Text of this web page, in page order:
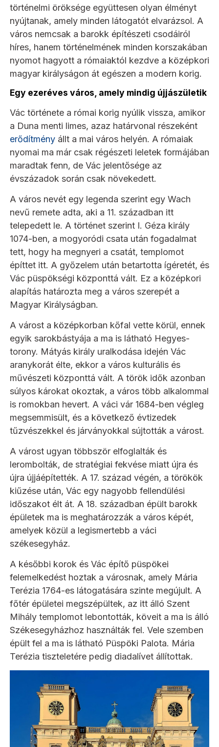
történelmi öröksége együttesen olyan élményt
nyújtanak, amely minden látogatót elvarázsol. A
város nemcsak a barokk építészeti csodáiról
híres, hanem történelmének minden korszakában
nyomot hagyott a rómaiaktól kezdve a középkori
magyar királyságon át egészen a modern korig.
Egy ezeréves város, amely mindig újjászületik
Vác története a római korig nyúlik vissza, amikor
a Duna menti limes, azaz határvonal részeként
erődítmény állt a mai város helyén. A rómaiak
nyomai ma már csak régészeti leletek formájában
maradtak fenn, de Vác jelentősége az
évszázadok során csak növekedett.
A város nevét egy legenda szerint egy Wach
nevű remete adta, aki a 11. században itt
telepedett le. A történet szerint I. Géza király
1074-ben, a mogyoródi csata után fogadalmat
tett, hogy ha megnyeri a csatát, templomot
építtet itt. A győzelem után betartotta ígéretét, és
Vác püspökségi központtá vált. Ez a középkori
alapítás határozta meg a város szerepét a
Magyar Királyságban.
A várost a középkorban kőfal vette körül, ennek
egyik sarokbástyája a ma is látható Hegyes-
torony. Mátyás király uralkodása idején Vác
aranykorát élte, ekkor a város kulturális és
művészeti központtá vált. A török idők azonban
súlyos károkat okoztak, a város több alkalommal
is romokban hevert. A váci vár 1684-ben végleg
megsemmisült, és a következő évtizedek
tűzvészekkel és járványokkal sújtották a várost.
A várost ugyan többször elfoglalták és
lerombolták, de stratégiai fekvése miatt újra és
újra újjáépítették. A 17. század végén, a törökök
kiűzése után, Vác egy nagyobb fellendülési
időszakot élt át. A 18. században épült barokk
épületek ma is meghatározzák a város képét,
amelyek közül a legismertebb a váci
székesegyház.
A későbbi korok és Vác építő püspökei
felemelkedést hoztak a városnak, amely Mária
Terézia 1764-es látogatására szinte megújult. A
főtér épületei megszépültek, az itt álló Szent
Mihály templomot lebontották, köveit a ma is álló
Székesegyházhoz használták fel. Vele szemben
épült fel a ma is látható Püspöki Palota. Mária
Terézia tiszteletére pedig diadalívet állítottak.